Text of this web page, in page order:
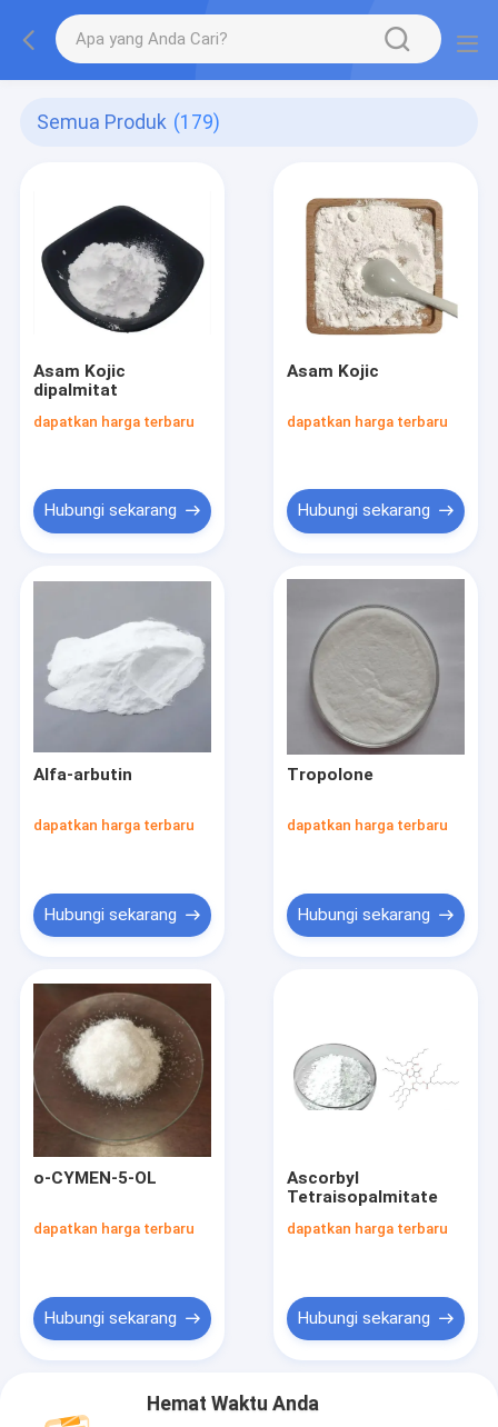
Semua Produk (179)
Asam Kojic
dipalmitat
dapatkan harga terbaru
Hubungi sekarang
Asam Kojic
dapatkan harga terbaru
Hubungi sekarang
Alfa-arbutin
dapatkan harga terbaru
Hubungi sekarang
Tropolone
dapatkan harga terbaru
Hubungi sekarang
o-CYMEN-5-OL
dapatkan harga terbaru
Hubungi sekarang
Ascorbyl
Tetraisopalmitate
dapatkan harga terbaru
Hubungi sekarang
Hemat Waktu Anda